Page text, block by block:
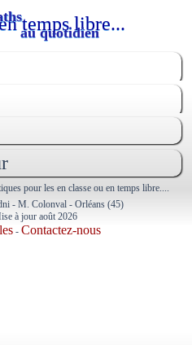
au quotidien
temps libre...
pour les en classe ou en temps libre....
- M. Colonval - Orléans (45)
à jour août 2026
-Contactez-nous